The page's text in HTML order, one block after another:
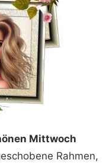
Mittwoch
Rahmen,